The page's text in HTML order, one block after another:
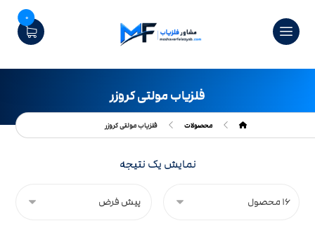
0
فلزیاب مولتی کروزر
محصولات فلزیاب مولتی کروزر
نمایش یک نتیجه